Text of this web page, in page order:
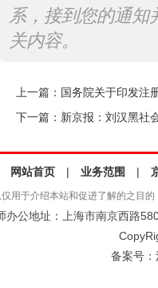
系，接到您的通知
关内容。
上一篇： 国务院关于印发注
下一篇： 新京报：刘汉黑社
网站首页 | 业务范围 |
用于介绍本站和促进了解的之目
办公地址：上海市南京西路
备案号：